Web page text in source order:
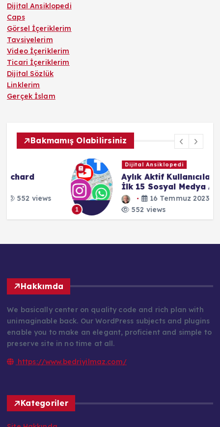
Dijital Ansiklopedi
Caps
Görsel İçeriklerim
Tavsiyelerim
Video İçeriklerim
Ticari İçeriklerim
Dijital Sözlük
Linklerim
Gerçek İslam
Bakmamış Olabilirsiniz
Dijital Ansiklopedi
Aylık Aktif Kullanıcılara Göre
İlk 15 Sosyal Medya Ağı
16 Temmuz 2023
552 views
Hakkımda
We basically center on quality code and rich plan with
unimaginable back. Our WordPress subjects and plugins
enable you to make an elegant, proficient and simple to
preserve site in no time at all.
https://www.bedriyilmaz.com/
Kategoriler